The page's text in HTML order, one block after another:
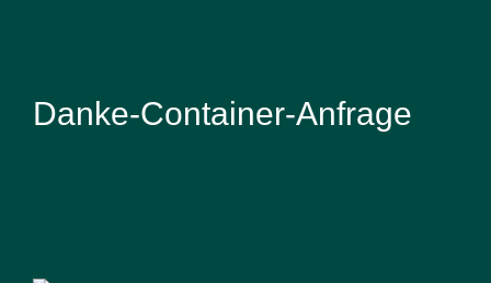
Danke-Container-Anfrage